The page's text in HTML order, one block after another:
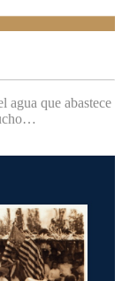
agua que abastece